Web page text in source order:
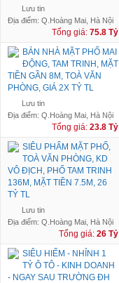
Lưu tin
Địa điểm: Q.Hoàng Mai, Hà Nội
Tổng giá: 75.8 Tỷ
BÁN NHÀ MẶT PHỐ MAI
ĐỘNG, TAM TRINH, MẶT
TIỀN GẦN 8M, TOÀ VĂN
PHÒNG, GIÁ 2X TỶ TL
Lưu tin
Địa điểm: Q.Hoàng Mai, Hà Nội
Tổng giá: 23.8 Tỷ
SIÊU PHẨM MẶT PHỐ,
TOÀ VĂN PHÒNG, KD
VÔ ĐỊCH, PHỐ TAM TRINH
136M, MẶT TIỀN 7.5M, 26
TỶ TL
Lưu tin
Địa điểm: Q.Hoàng Mai, Hà Nội
Tổng giá: 26 Tỷ
SIÊU HIẾM - NHỈNH 1
TỶ Ô TÔ - KINH DOANH
- NGAY SAU TRƯỜNG ĐH